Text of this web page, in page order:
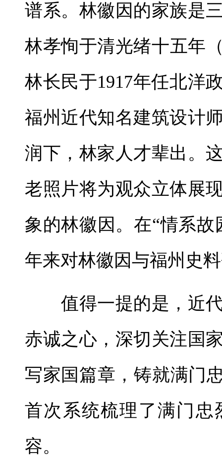
谱系。林徽因的家族是
林孝恂于清光绪十五年
林长民于1917年任北洋
福州近代知名建筑设计
润下，林家人才辈出。
老照片将为观众立体展
象的林徽因。在“情系
年来对林徽因与福州史
值得一提的是，近代
赤诚之心，深切关注国
写家国篇章，铸就满门
首次系统梳理了满门
容。